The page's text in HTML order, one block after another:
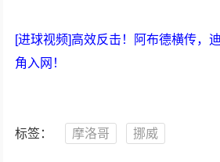
[进球视频]高效反击！阿布德横传，
角入网！
标签： 摩洛哥 挪威